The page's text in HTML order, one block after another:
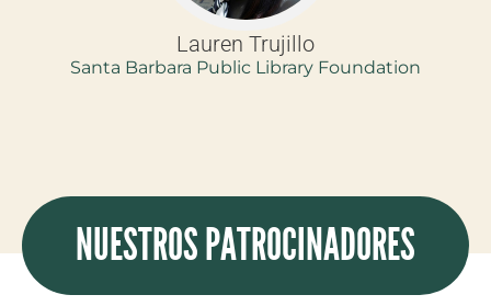
Lauren Trujillo
Santa Barbara Public Library Foundation
NUESTROS PATROCINADORES